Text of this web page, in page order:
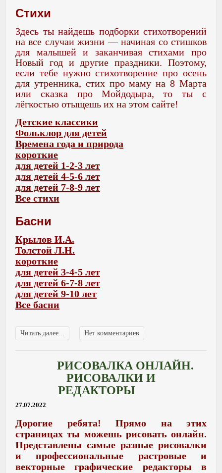
Стихи
Здесь ты найдешь подборки стихотворений
на все случаи жизни — начиная со стишков
для малышей и заканчивая стихами про
Новый год и другие праздники. Поэтому,
если тебе нужно стихотворение про осень
для утренника, стих про маму на 8 Марта
или сказка про Мойдодыра, то ты с
лёгкостью отыщешь их на этом сайте!
Детские классики
Фольклор для детей
Времена года и природа
короткие
для детей 1-2-3 лет
для детей 4-5-6 лет
для детей 7-8-9 лет
Все стихи
Басни
Крылов И.А.
Толстой Л.Н.
короткие
для детей 3-4-5 лет
для детей 6-7-8 лет
для детей 9-10 лет
Все басни
Читать далее... Нет комментариев
РИСОВАЛКА ОНЛАЙН.
РИСОВАЛКИ И
РЕДАКТОРЫ
27.07.2022
Дорогие ребята! Прямо на этих
страницах ты можешь рисовать онлайн.
Представлены самые разные рисовалки
и профессиональные растровые и
векторные графические редакторы в